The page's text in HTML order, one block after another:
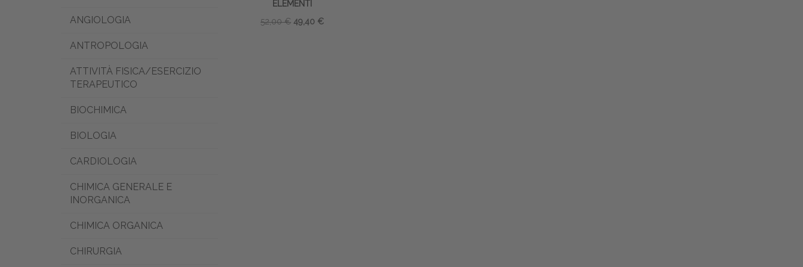
ELEMENTI
52,00 € 49,40 €
ANGIOLOGIA
ANTROPOLOGIA
ATTIVITÀ FISICA/ESERCIZIO
TERAPEUTICO
BIOCHIMICA
BIOLOGIA
CARDIOLOGIA
CHIMICA GENERALE E
INORGANICA
CHIMICA ORGANICA
CHIRURGIA